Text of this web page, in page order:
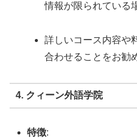
情報が限られている
詳しいコース内容や
合わせることをお勧
4. クィーン外語学院
特徴: